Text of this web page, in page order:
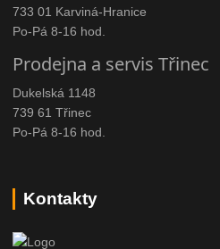
733 01 Karviná-Hranice
Po-Pá 8-16 hod.
Prodejna a servis Třinec
Dukelská 1148
739 61 Třinec
Po-Pá 8-16 hod.
Kontakty